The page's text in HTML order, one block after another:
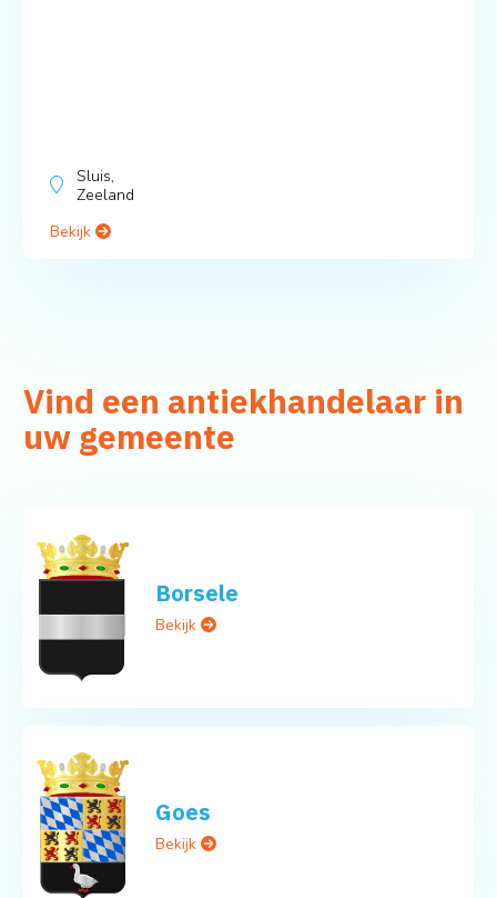
Sluis,
Zeeland
Bekijk
Vind een antiekhandelaar in
uw gemeente
Borsele
Bekijk
Goes
Bekijk